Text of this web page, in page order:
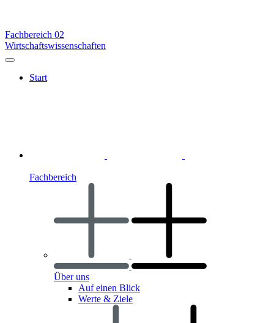
Fachbereich 02
Wirtschaftswissenschaften
Start
Fachbereich
Über uns
Auf einen Blick
Werte & Ziele